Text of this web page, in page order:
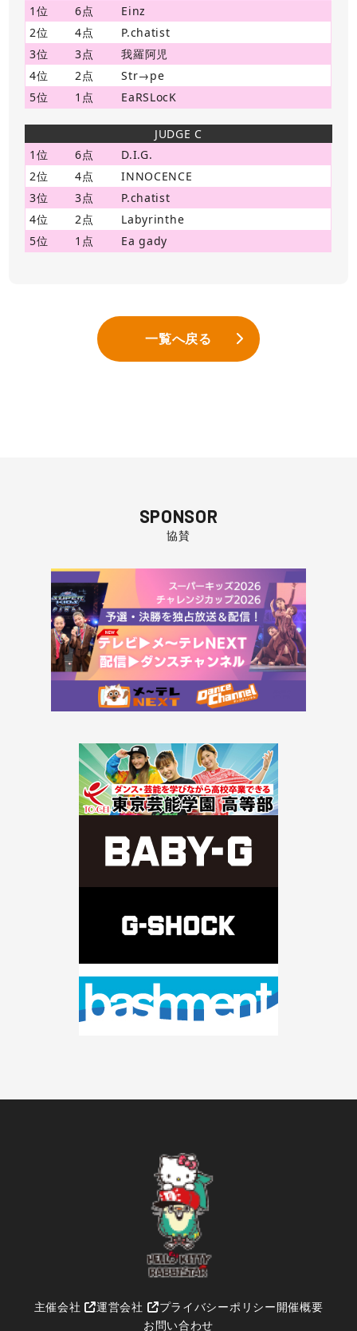
1位
6点
Einz
2位
4点
P.chatist
3位
3点
我羅阿児
4位
2点
Str→pe
5位
1点 EaRSLocK
JUDGE C
1位
6点
D.I.G.
2位
4点
INNOCENCE
3位
3点
P.chatist
4位
2点
Labyrinthe
5位
1点 Ea gady
一覧へ戻る
SPONSOR
協賛
主催会社 運営会社 プライバシーポリシー開催概要
お問い合わせ